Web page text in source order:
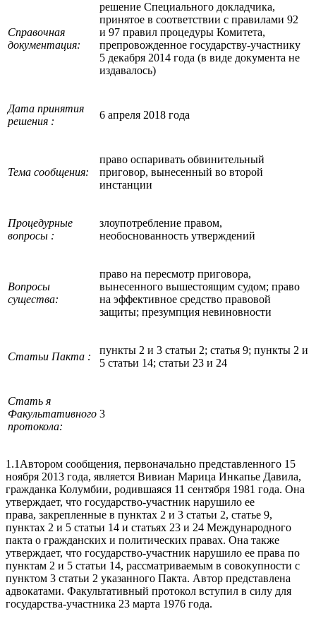
Справочная
документация:
решение Специального докладчика,
принятое в соответствии с правилами 92
и 97 правил процедуры Комитета,
препровожденное государству-участнику
5 декабря 2014 года (в виде документа не
издавалось)
Дата принятия
решения :
6 апреля 2018 года
Тема сообщения:
право оспаривать обвинительный
приговор, вынесенный во второй
инстанции
Процедурные
вопросы :
злоупотребление правом,
необоснованность утверждений
Вопросы
существа:
право на пересмотр приговора,
вынесенного вышестоящим судом; право
на эффективное средство правовой
защиты; презумпция невиновности
Статьи Пакта :
пункты 2 и 3 статьи 2; статья 9; пункты 2 и
5 статьи 14; статьи 23 и 24
Стать я
Факультативного
протокола:
3
1.1Автором сообщения, первоначально представленного 15
ноября 2013 года, является Вивиан Марица Инкапье Давила,
гражданка Колумбии, родившаяся 11 сентября 1981 года. Она
утверждает, что государство-участник нарушило ее
права, закрепленные в пунктах 2 и 3 статьи 2, статье 9,
пунктах 2 и 5 статьи 14 и статьях 23 и 24 Международного
пакта о гражданских и политических правах. Она также
утверждает, что государство-участник нарушило ее права по
пунктам 2 и 5 статьи 14, рассматриваемым в совокупности с
пунктом 3 статьи 2 указанного Пакта. Автор представлена
адвокатами. Факультативный протокол вступил в силу для
государства-участника 23 марта 1976 года.